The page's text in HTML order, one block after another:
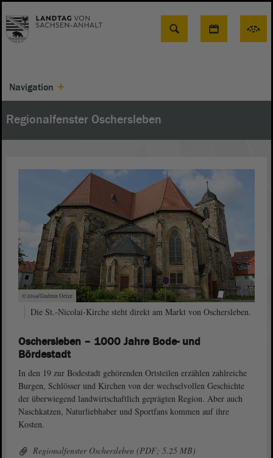
Suche
Navigation
Regionalfenster Oschersleben
© ltlsa/Gudrun Oelze
Die St.-Nicolai-Kirche steht direkt am Markt von Oschersleben.
Oschersleben – 1000 Jahre Bode- und
Bördestadt
In den 19 zur Bodestadt gehörenden Ortsteilen erzählen zahlreiche
Burgen, Schlösser und Kirchen von der wechselvollen Geschichte
der überwiegend landwirtschaftlich geprägten Region. Aber auch
Naschkatzen, Naturliebhaber und Sportfans kommen auf ihre
Kosten.
Regionalfenster Oschersleben (PDF; 5.25 MB)